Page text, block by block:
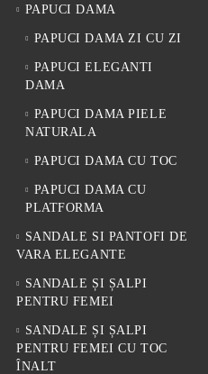
PAPUCI DAMA
PAPUCI DAMA ZI CU ZI
PAPUCI ELEGANTI
DAMA
PAPUCI DAMA PIELE
NATURALA
PAPUCI DAMA CU TOC
PAPUCI DAMA CU
PLATFORMA
SANDALE SI PANTOFI DE
VARA ELEGANTE
SANDALE ȘI ȘALPI
PENTRU FEMEI
SANDALE ȘI ȘALPI
PENTRU FEMEI CU TOC
ÎNALT